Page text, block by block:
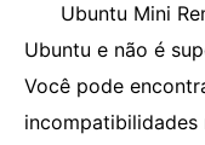
Ubuntu Mini
Ubuntu e não é
Você pode
incompatibilidades